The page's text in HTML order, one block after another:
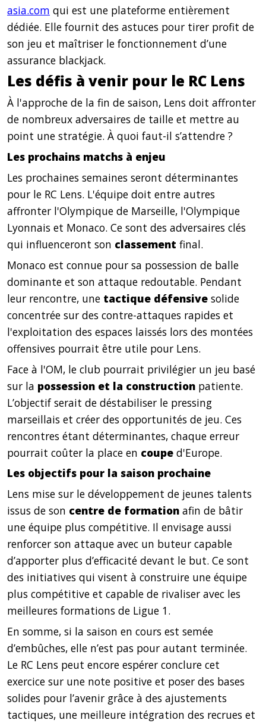
asia.com qui est une plateforme entièrement
dédiée. Elle fournit des astuces pour tirer profit de
son jeu et maîtriser le fonctionnement d’une
assurance blackjack.
Les défis à venir pour le RC Lens
À l'approche de la fin de saison, Lens doit affronter
de nombreux adversaires de taille et mettre au
point une stratégie. À quoi faut-il s’attendre ?
Les prochains matchs à enjeu
Les prochaines semaines seront déterminantes
pour le RC Lens. L'équipe doit entre autres
affronter l'Olympique de Marseille, l'Olympique
Lyonnais et Monaco. Ce sont des adversaires clés
qui influenceront son classement final.
Monaco est connue pour sa possession de balle
dominante et son attaque redoutable. Pendant
leur rencontre, une tactique défensive solide
concentrée sur des contre-attaques rapides et
l'exploitation des espaces laissés lors des montées
offensives pourrait être utile pour Lens.
Face à l'OM, le club pourrait privilégier un jeu basé
sur la possession et la construction patiente.
L’objectif serait de déstabiliser le pressing
marseillais et créer des opportunités de jeu. Ces
rencontres étant déterminantes, chaque erreur
pourrait coûter la place en coupe d'Europe.
Les objectifs pour la saison prochaine
Lens mise sur le développement de jeunes talents
issus de son centre de formation afin de bâtir
une équipe plus compétitive. Il envisage aussi
renforcer son attaque avec un buteur capable
d’apporter plus d’efficacité devant le but. Ce sont
des initiatives qui visent à construire une équipe
plus compétitive et capable de rivaliser avec les
meilleures formations de Ligue 1.
En somme, si la saison en cours est semée
d’embûches, elle n’est pas pour autant terminée.
Le RC Lens peut encore espérer conclure cet
exercice sur une note positive et poser des bases
solides pour l’avenir grâce à des ajustements
tactiques, une meilleure intégration des recrues et